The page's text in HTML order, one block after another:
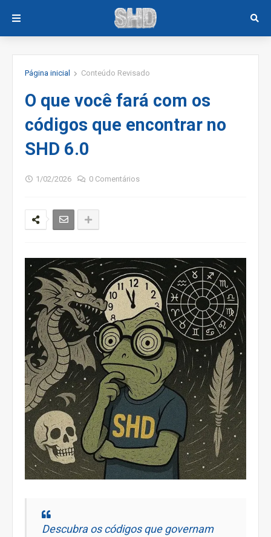
Página inicial Conteúdo Revisado
O que você fará com os
códigos que encontrar no
SHD 6.0
1/02/2026 0 Comentários
Descubra os códigos que governam